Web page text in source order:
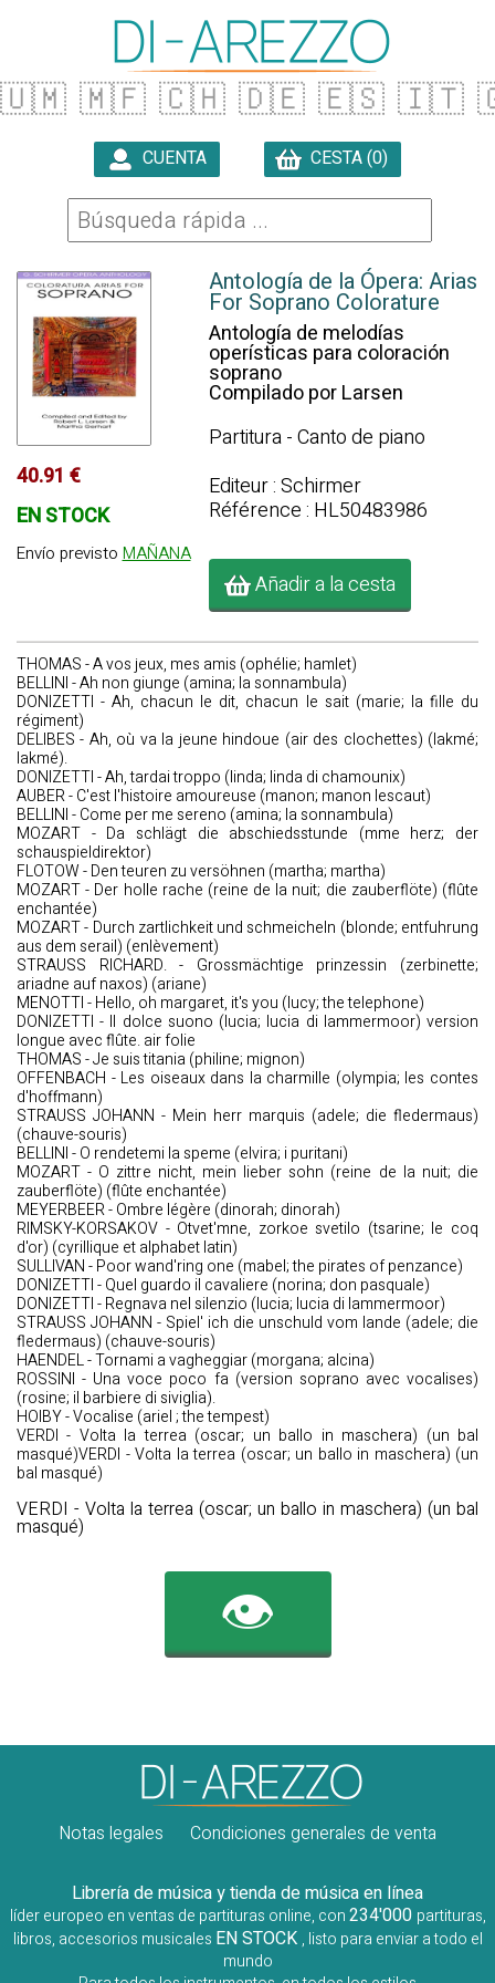
🇺🇲 🇲🇫 🇨🇭 🇩🇪 🇪🇸 🇮🇹
CUENTA CESTA (0)
40.91 €
EN STOCK
Envío previsto MAÑANA
Antología de la Ópera: Arias
For Soprano Colorature
Antología de melodías
operísticas para coloración
soprano
Compilado por Larsen
Partitura - Canto de piano
Editeur : Schirmer
Référence : HL50483986
Añadir a la cesta
THOMAS - A vos jeux, mes amis (ophélie; hamlet)
BELLINI - Ah non giunge (amina; la sonnambula)
DONIZETTI - Ah, chacun le dit, chacun le sait (marie; la fille du
régiment)
DELIBES - Ah, où va la jeune hindoue (air des clochettes) (lakmé;
lakmé).
DONIZETTI - Ah, tardai troppo (linda; linda di chamounix)
AUBER - C'est l'histoire amoureuse (manon; manon lescaut)
BELLINI - Come per me sereno (amina; la sonnambula)
MOZART - Da schlägt die abschiedsstunde (mme herz; der
schauspieldirektor)
FLOTOW - Den teuren zu versöhnen (martha; martha)
MOZART - Der holle rache (reine de la nuit; die zauberflöte) (flûte
enchantée)
MOZART - Durch zartlichkeit und schmeicheln (blonde; entfuhrung
aus dem serail) (enlèvement)
STRAUSS RICHARD. - Grossmächtige prinzessin (zerbinette;
ariadne auf naxos) (ariane)
MENOTTI - Hello, oh margaret, it's you (lucy; the telephone)
DONIZETTI - Il dolce suono (lucia; lucia di lammermoor) version
longue avec flûte. air folie
THOMAS - Je suis titania (philine; mignon)
OFFENBACH - Les oiseaux dans la charmille (olympia; les contes
d'hoffmann)
STRAUSS JOHANN - Mein herr marquis (adele; die fledermaus)
(chauve-souris)
BELLINI - O rendetemi la speme (elvira; i puritani)
MOZART - O zittre nicht, mein lieber sohn (reine de la nuit; die
zauberflöte) (flûte enchantée)
MEYERBEER - Ombre légère (dinorah; dinorah)
RIMSKY-KORSAKOV - Otvet'mne, zorkoe svetilo (tsarine; le coq
d'or) (cyrillique et alphabet latin)
SULLIVAN - Poor wand'ring one (mabel; the pirates of penzance)
DONIZETTI - Quel guardo il cavaliere (norina; don pasquale)
DONIZETTI - Regnava nel silenzio (lucia; lucia di lammermoor)
STRAUSS JOHANN - Spiel' ich die unschuld vom lande (adele; die
fledermaus) (chauve-souris)
HAENDEL - Tornami a vagheggiar (morgana; alcina)
ROSSINI - Una voce poco fa (version soprano avec vocalises)
(rosine; il barbiere di siviglia).
HOIBY - Vocalise (ariel ; the tempest)
VERDI - Volta la terrea (oscar; un ballo in maschera) (un bal
masqué)VERDI - Volta la terrea (oscar; un ballo in maschera) (un
bal masqué)
VERDI - Volta la terrea (oscar; un ballo in maschera) (un bal
masqué)
👁️
Notas legales Condiciones generales de venta
Librería de música y tienda de música en línea
líder europeo en ventas de partituras online, con234'000 partituras,
libros, accesorios musicales EN STOCK , listo para enviar a todo el
mundo